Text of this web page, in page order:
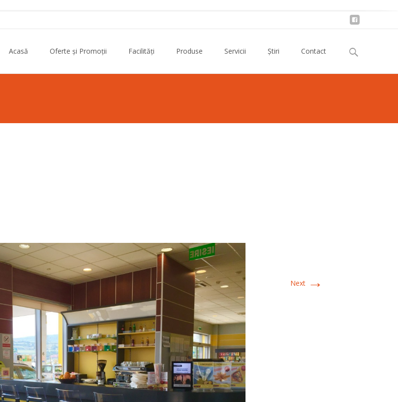
Acasă
Oferte și Promoții Facilități Produse Servicii Știri Contact Buscar:
Next →